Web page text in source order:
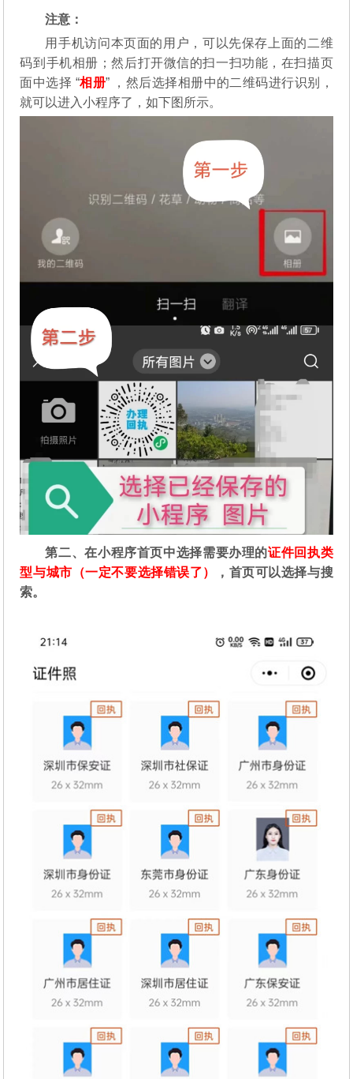
注意：
用手机访问本页面的用户，可以先保存上面的二维
码到手机相册；然后打开微信的扫一扫功能，在扫描页
面中选择 “相册” ，然后选择相册中的二维码进行识别，
就可以进入小程序了，如下图所示。
第二、在小程序首页中选择需要办理的证件回执类
型与城市（一定不要选择错误了）
，首页可以选择与搜
索。